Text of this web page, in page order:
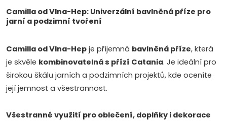
d
a
c
í
p
r
á
n
o
v
á
n
í
Camilla od Vlna-Hep: Univerzální bavlněná příze pro
jarní a podzimní tvoření
Camilla od Vlna-Hep je příjemná bavlněná příze, která
je skvěle kombinovatelná s přízí Catania. Je ideální pro
širokou škálu jarních a podzimních projektů, kde oceníte
její jemnost a všestrannost.
Všestranné využití pro oblečení, doplňky i dekorace